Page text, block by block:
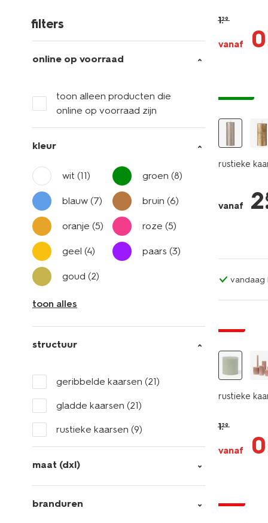
filters
online op voorraad
toon alleen producten die
online op voorraad zijn
kleur
wit (11) groen(8)
blauw (7) bruin(6)
oranje (5) roze(5)
geel (4) paars(3)
goud (2)
toon alles
structuur
geribbelde kaarsen (21)
gladde kaarsen (21)
rustieke kaarsen (9)
maat (dxl)
branduren
1.29
vanaf 0
rustieke
vanaf 2
vandaag
rustieke
1.29
vanaf 0